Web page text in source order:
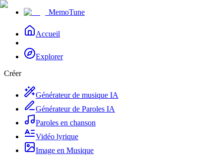
MemoTune
Accueil
Explorer
Créer
Générateur de musique IA
Générateur de Paroles IA
Paroles en chanson
Vidéo lyrique
Image en Musique